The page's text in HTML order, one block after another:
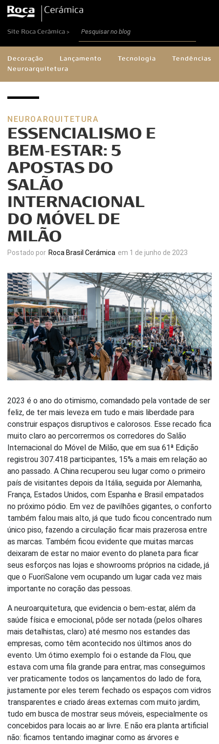
Site Roca Cerâmica >
Decoração Lançamento Tecnologia
Tendências
Neuroarquitetura
NEUROARQUITETURA
ESSENCIALISMO E
BEM-ESTAR: 5
APOSTAS DO
SALÃO
INTERNACIONAL
DO MÓVEL DE
MILÃO
Postado por Roca Brasil Cerámica em 1 de junho de 2023
2023 é o ano do otimismo, comandado pela vontade de ser
feliz, de ter mais leveza em tudo e mais liberdade para
construir espaços disruptivos e calorosos. Esse recado fica
muito claro ao percorrermos os corredores do Salão
Internacional do Móvel de Milão, que em sua 61ª Edição
registrou 307.418 participantes, 15% a mais em relação ao
ano passado. A China recuperou seu lugar como o primeiro
país de visitantes depois da Itália, seguida por Alemanha,
França, Estados Unidos, com Espanha e Brasil empatados
no próximo pódio. Em vez de pavilhões gigantes, o conforto
também falou mais alto, já que tudo ficou concentrado num
único piso, fazendo a circulação ficar mais prazerosa entre
as marcas. Também ficou evidente que muitas marcas
deixaram de estar no maior evento do planeta para ficar
seus esforços nas lojas e showrooms próprios na cidade, já
que o FuoriSalone vem ocupando um lugar cada vez mais
importante no coração das pessoas.
A neuroarquitetura, que evidencia o bem-estar, além da
saúde física e emocional, pôde ser notada (pelos olhares
mais detalhistas, claro) até mesmo nos estandes das
empresas, como têm acontecido nos últimos anos do
evento. Um ótimo exemplo foi o estande da Flou, que
estava com uma fila grande para entrar, mas conseguimos
ver praticamente todos os lançamentos do lado de fora,
justamente por eles terem fechado os espaços com vidros
transparentes e criado áreas externas com muito jardim,
tudo em busca de mostrar seus móveis, especialmente os
concebidos para locais ao ar livre. E não era planta artificial
não: ficamos tentando imaginar como as árvores e